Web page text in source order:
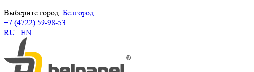
Выберите город: Белгород
+7 (4722) 59-98-53
RU | EN